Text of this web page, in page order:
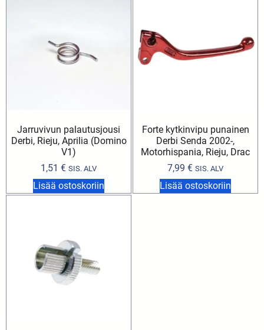
Jarruvivun palautusjousi
Derbi, Rieju, Aprilia (Domino
V1)
1,51 € SIS. ALV
Lisää ostoskoriin
Forte kytkinvipu punainen
Derbi Senda 2002-,
Motorhispania, Rieju, Drac
7,99 € SIS. ALV
Lisää ostoskoriin